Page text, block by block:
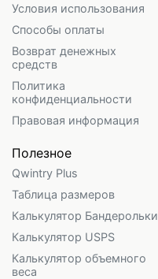
Условия использования
Способы оплаты
Возврат денежных
средств
Политика
конфиденциальности
Правовая информация
Полезное
Qwintry Plus
Таблица размеров
Калькулятор Бандерольки
Калькулятор USPS
Калькулятор объемного
веса